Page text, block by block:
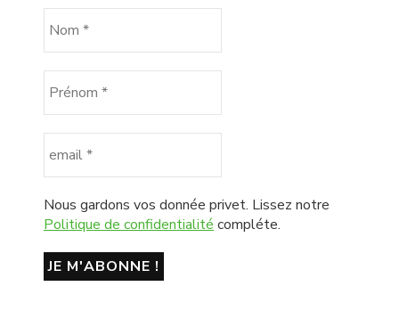
Nous gardons vos donnée privet. Lissez notre
Politique de confidentialité compléte.